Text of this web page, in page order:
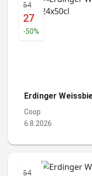
54
27
-50%
Erdinger
Coop
6.8.2026
54